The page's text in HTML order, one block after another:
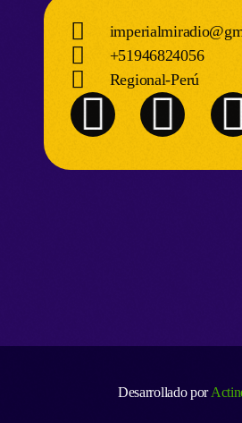
+51946824056
Regional-Perú
Desarrollado por